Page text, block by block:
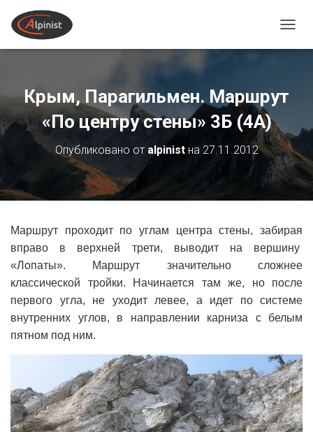
Крым, Парагильмен. Маршрут
«По центру стены» 3Б (4А)
Опубликовано от alpinistна 27.11.2012
Маршрут проходит по углам центра стены, забирая
вправо в верхней трети, выводит на вершину
«Лопаты». Маршрут значительно сложнее
классической тройки. Начинается там же, но после
первого угла, не уходит левее, а идет по системе
внутренних углов, в направлении карниза с белым
пятном под ним.